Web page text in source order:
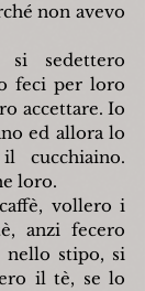
non avevo
si sedettero
feci per loro
accettare. Io
ed allora lo
cucchiaino.
loro.
vollero i
anzi fecero
nello stipo, si
il tè, se lo